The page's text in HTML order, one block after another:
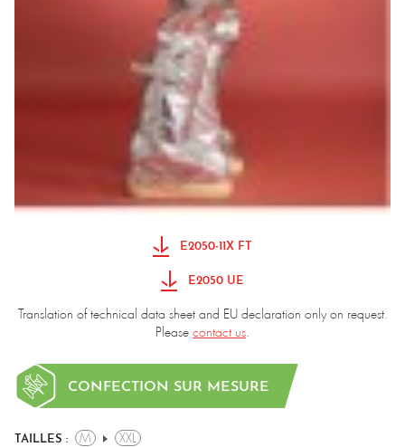
E2050-11X FT
E2050 UE
Translation of technical data sheet and EU declaration only on request.
Please contact us.
CONFECTION SUR MESURE
TAILLES : M XXL